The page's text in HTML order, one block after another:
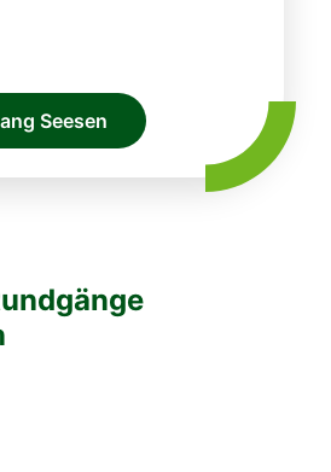
Seesen